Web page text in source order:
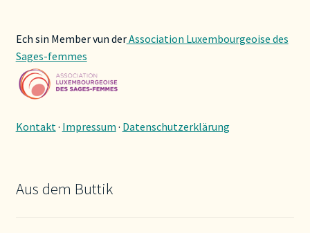
Ech sin Member vun derAssociation Luxembourgeoise des
Sages-femmes
Kontakt · Impressum · Datenschutzerklärung
Aus dem Buttik